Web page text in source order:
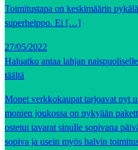
Toimitustapa on keskimäärin
superhelppo. Ei […]
27/05/2022
Haluatko antaa lahjan
täältä
Monet verkkokaupat tarjoavat nyt
monien joukossa on nykyään
ostetut tavarat sinulle sopivana
sopiva ja usein myös halvin